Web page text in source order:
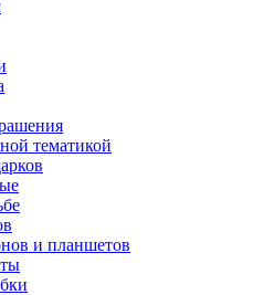
тематикой
и планшетов